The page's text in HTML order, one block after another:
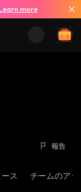
more
報告
ス チームのア